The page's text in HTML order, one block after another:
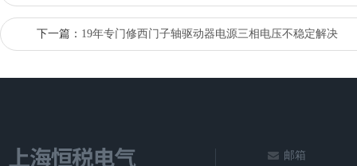
下一篇： 19年专门修西门子轴驱动器电源三相电压不稳定解决
邮箱